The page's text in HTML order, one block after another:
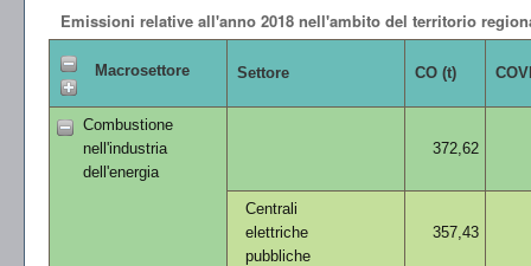
Emissioni relative all'anno 2018 nell'ambito del territorio
Macrosettore Settore CO (t)
Combustione
nell'industria
dell'energia
372,62
Centrali
elettriche
pubbliche
357,43